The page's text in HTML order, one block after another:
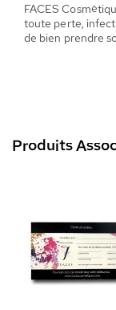
FACES
toute perte,
de bien prendre
Produits